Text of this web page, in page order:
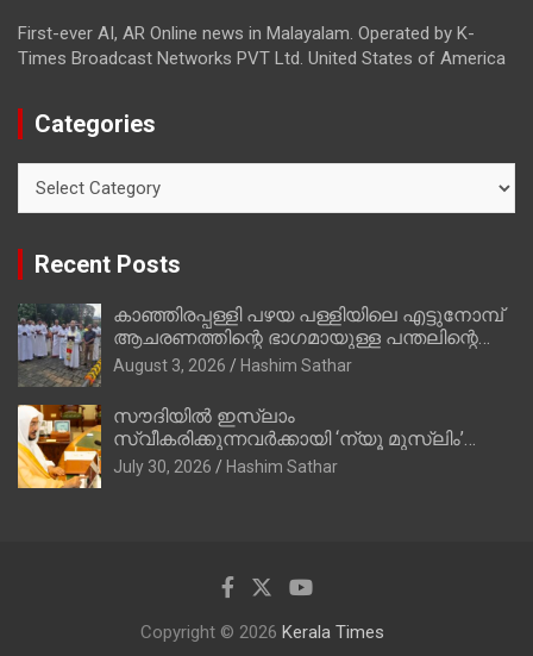
First-ever AI, AR Online news in Malayalam. Operated by K-
Times Broadcast Networks PVT Ltd. United States of America
Categories
Recent Posts
കാഞ്ഞിരപ്പള്ളി പഴയ പള്ളിയിലെ എട്ടുനോമ്പ്
ആചരണത്തിന്റെ ഭാഗമായുള്ള പന്തലിന്റെ
കാൽനാട്ട് കർമ്മം ആർച്ച് പ്രീസ്റ്റ് വെരി.
റവ.ഫാ. കുര്യൻ താമരശ്ശേരി നിർവഹിക്കുന്നു.
August 3, 2026 Hashim Sathar
സൗദിയില്‍ ഇസ്‌ലാം
സ്വീകരിക്കുന്നവര്‍ക്കായി ‘ന്യൂ മുസ്ലിം’
ഡിജിറ്റല്‍ കാര്‍ഡ് സേവനം ആരംഭിച്ചു
July 30, 2026 Hashim Sathar
Copyright © 2026 Kerala Times